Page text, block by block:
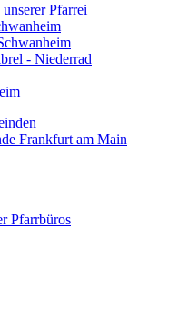
Pfarrei
- Niederrad
Frankfurt am Main
Pfarrbüros